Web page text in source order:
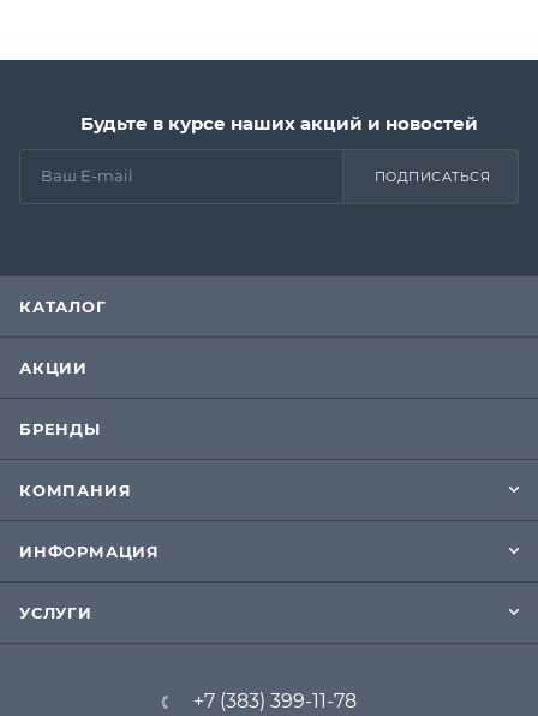
Будьте в курсе наших акций и новостей
ПОДПИСАТЬСЯ
КАТАЛОГ
АКЦИИ
БРЕНДЫ
КОМПАНИЯ
ИНФОРМАЦИЯ
УСЛУГИ
+7 (383) 399-11-78